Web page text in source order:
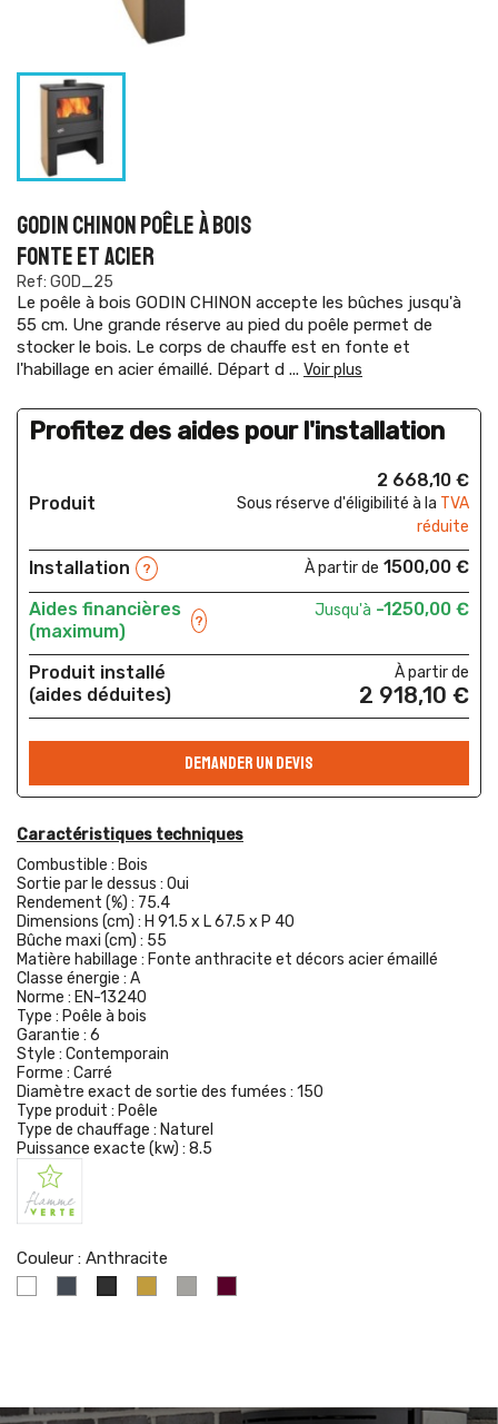
GODIN CHINON POÊLE À BOIS
FONTE ET ACIER
Ref: GOD_25
Le poêle à bois GODIN CHINON accepte les bûches jusqu'à
55 cm. Une grande réserve au pied du poêle permet de
stocker le bois. Le corps de chauffe est en fonte et
l'habillage en acier émaillé. Départ d ... Voir plus
Profitez des aides pour l'installation
Produit
2 668,10 €
Sous réserve d'éligibilité à la TVA
réduite
Installation ? À partir de 1500,00 €
Aides financières
(maximum)
?
Jusqu'à -1250,00 €
Produit installé
(aides déduites)
À partir de
2 918,10 €
DEMANDER UN DEVIS
Caractéristiques techniques
Combustible : Bois
Sortie par le dessus : Oui
Rendement (%) : 75.4
Dimensions (cm) : H 91.5 x L 67.5 x P 40
Bûche maxi (cm) : 55
Matière habillage : Fonte anthracite et décors acier émaillé
Classe énergie : A
Norme : EN-13240
Type : Poêle à bois
Garantie : 6
Style : Contemporain
Forme : Carré
Diamètre exact de sortie des fumées : 150
Type produit : Poêle
Type de chauffage : Naturel
Puissance exacte (kw) : 8.5
Couleur : Anthracite